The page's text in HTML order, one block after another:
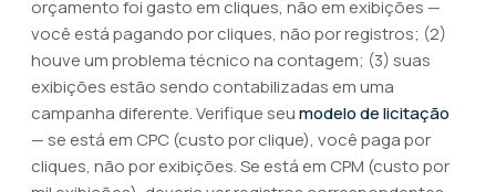
orçamento foi gasto em cliques, não em exibições —
você está pagando por cliques, não por registros; (2)
houve um problema técnico na contagem; (3) suas
exibições estão sendo contabilizadas em uma
campanha diferente. Verifique seumodelo de licitação
— se está em CPC (custo por clique), você paga por
cliques, não por exibições. Se está em CPM (custo por